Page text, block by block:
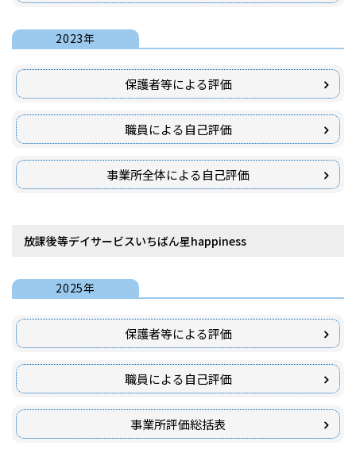
2023年
保護者等による評価
職員による自己評価
事業所全体による自己評価
放課後等デイサービスいちばん星happiness
2025年
保護者等による評価
職員による自己評価
事業所評価総括表